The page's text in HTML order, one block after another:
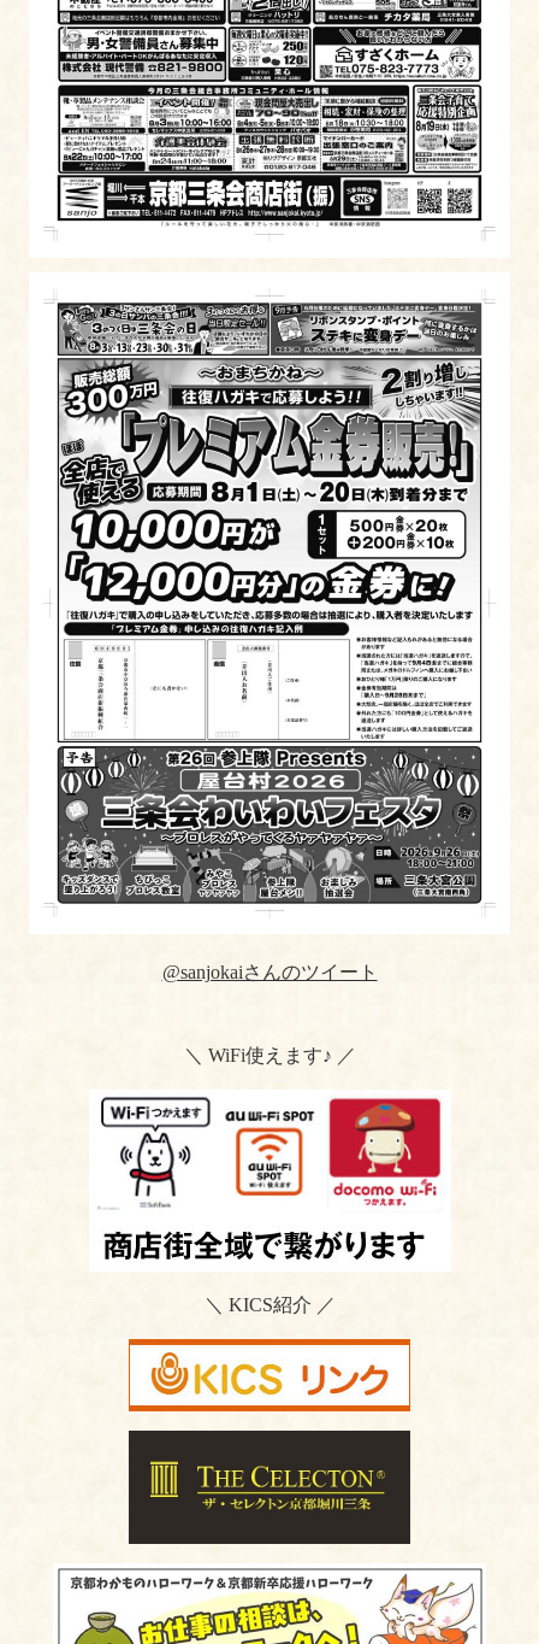
@sanjokaiさんのツイート
＼ WiFi使えます♪ ／
＼ KICS紹介 ／